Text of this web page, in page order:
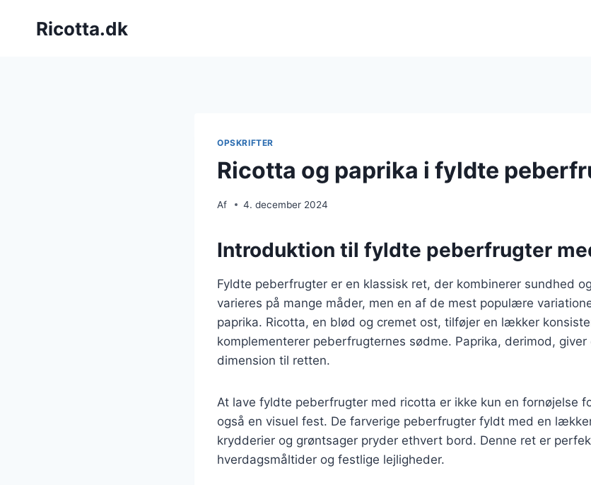
Ricotta.dk
OPSKRIFTER
Ricotta og paprika i fyldte
Af 4. december 2024
Introduktion til fyldte peberfrugter
Fyldte peberfrugter er en klassisk ret, der kombinerer sundhed
varieres på mange måder, men en af de mest populære
paprika. Ricotta, en blød og cremet ost, tilføjer en lækker
komplementerer peberfrugternes sødme. Paprika, derimod,
dimension til retten.
At lave fyldte peberfrugter med ricotta er ikke kun en fornøjelse
også en visuel fest. De farverige peberfrugter fyldt med en
krydderier og grøntsager pryder ethvert bord. Denne ret er
hverdagsmåltider og festlige lejligheder.